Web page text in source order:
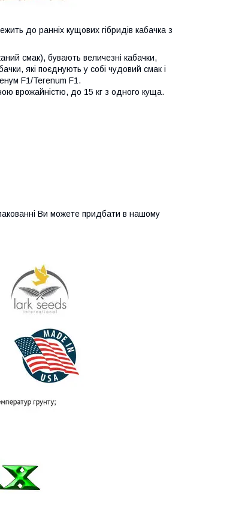
до ранніх кущових гібридів кабачка з
смак), бувають величезні кабачки,
які поєднують у собі чудовий смак і
F1/Terenum F1.
врожайністю, до 15 кг з одного куща.
пакованні Ви можете придбати в нашому